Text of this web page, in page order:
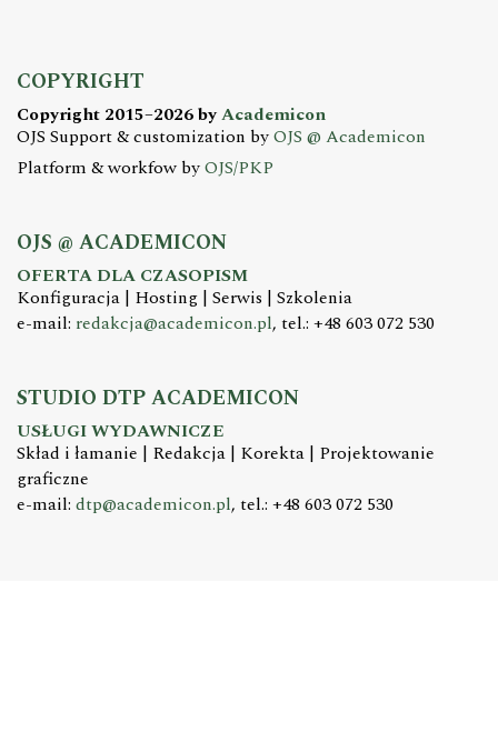
COPYRIGHT
Copyright 2015–2026 byAcademicon
OJS Support & customization byOJS @ Academicon
Platform & workfow byOJS/PKP
OJS @ ACADEMICON
OFERTA DLA CZASOPISM
Konfiguracja | Hosting | Serwis | Szkolenia
e-mail: redakcja@academicon.pl, tel.: +48 603 072 530
STUDIO DTP ACADEMICON
USŁUGI WYDAWNICZE
Skład i łamanie | Redakcja | Korekta | Projektowanie
graficzne
e-mail: dtp@academicon.pl, tel.: +48 603 072 530